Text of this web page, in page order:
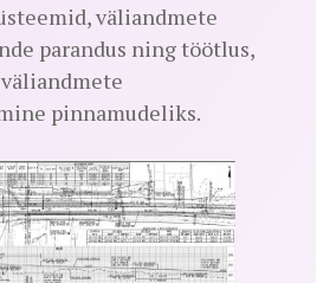
väliandmete
parandus ning töötlus,
pinnamudeliks.